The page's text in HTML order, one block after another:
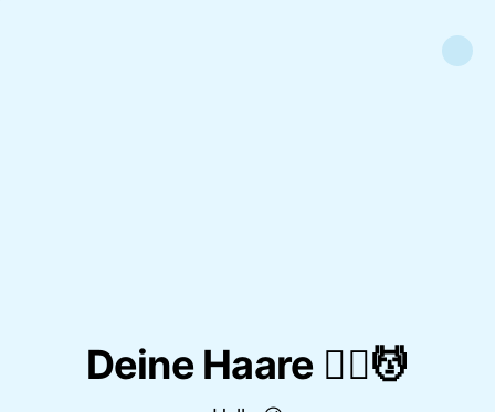
Deine Haare 💆‍♀️💆